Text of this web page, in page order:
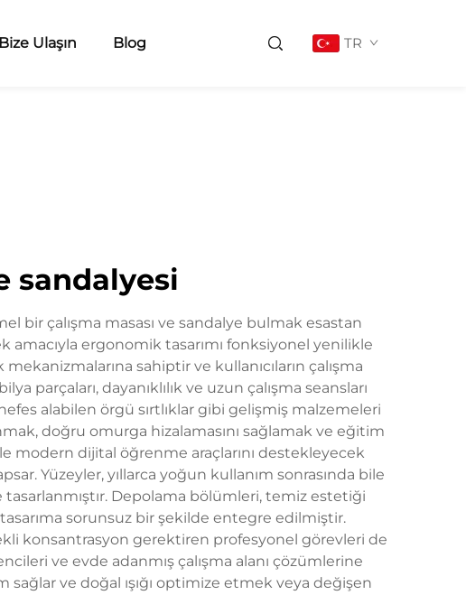
Bize Ulaşın Blog TR
sandalyesi
bir çalışma masası ve sandalye bulmak esastan
amacıyla ergonomik tasarımı fonksiyonel yenilikle
sahiptir ve kullanıcıların çalışma
parçaları, dayanıklılık ve uzun çalışma seansları
alabilen örgü sırtlıklar gibi gelişmiş malzemeleri
doğru omurga hizalamasını sağlamak ve eğitim
modern dijital öğrenme araçlarını destekleyecek
Yüzeyler, yıllarca yoğun kullanım sonrasında bile
Depolama bölümleri, temiz estetiği
sorunsuz bir şekilde entegre edilmiştir.
konsantrasyon gerektiren profesyonel görevleri de
ve evde adanmış çalışma alanı çözümlerine
ve doğal ışığı optimize etmek veya değişen